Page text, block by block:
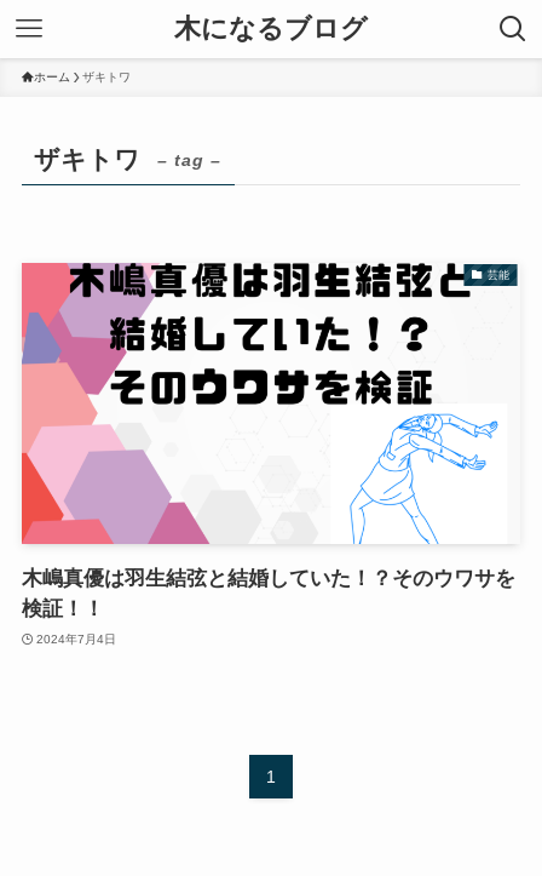
木になるブログ
ホーム ザキトワ
ザキトワ – tag –
芸能
木嶋真優は羽生結弦と結婚していた！？そのウワサを
検証！！
2024年7月4日
1